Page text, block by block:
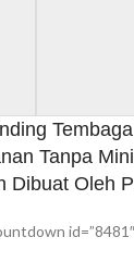
Tanpa
Dibuat Oleh